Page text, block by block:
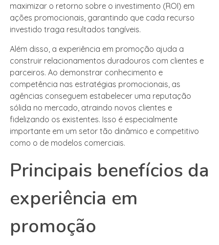
maximizar o retorno sobre o investimento (ROI) em
ações promocionais, garantindo que cada recurso
investido traga resultados tangíveis.
Além disso, a experiência em promoção ajuda a
construir relacionamentos duradouros com clientes e
parceiros. Ao demonstrar conhecimento e
competência nas estratégias promocionais, as
agências conseguem estabelecer uma reputação
sólida no mercado, atraindo novos clientes e
fidelizando os existentes. Isso é especialmente
importante em um setor tão dinâmico e competitivo
como o de modelos comerciais.
Principais benefícios da
experiência em
promoção